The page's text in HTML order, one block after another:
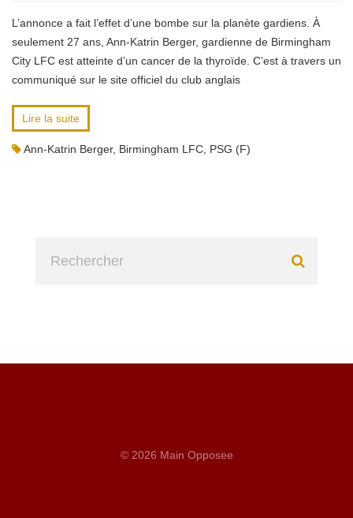
L’annonce a fait l’effet d’une bombe sur la planète gardiens. À
seulement 27 ans, Ann-Katrin Berger, gardienne de Birmingham
City LFC est atteinte d’un cancer de la thyroïde. C’est à travers un
communiqué sur le site officiel du club anglais
Lire la suite
Ann-Katrin Berger, Birmingham LFC PSG (F)
© 2026 Main Opposee